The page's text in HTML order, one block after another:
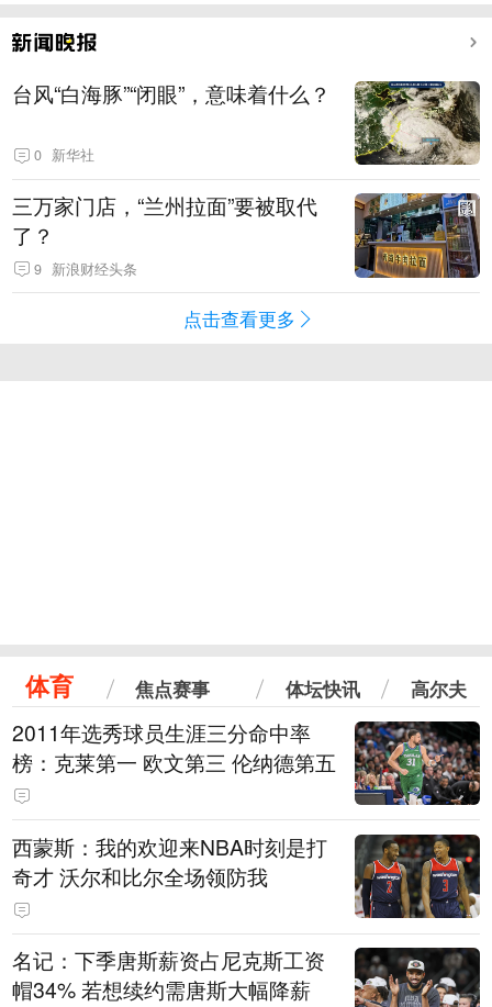
台风“白海豚”“闭眼”，意味着什么？
0 新华社
三万家门店，“兰州拉面”要被取代
了？
9 新浪财经头条
点击查看更多
体育 焦点赛事 体坛快讯 高尔夫
2011年选秀球员生涯三分命中率
榜：克莱第一 欧文第三 伦纳德第五
西蒙斯：我的欢迎来NBA时刻是打
奇才 沃尔和比尔全场领防我
名记：下季唐斯薪资占尼克斯工资
帽34% 若想续约需唐斯大幅降薪